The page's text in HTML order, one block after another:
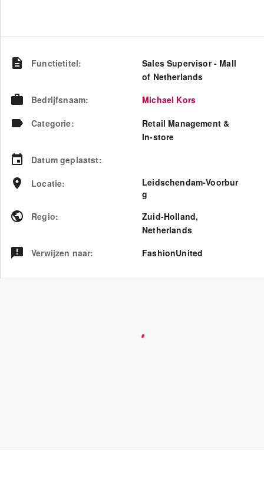
Functietitel:
Sales Supervisor - Mall
of Netherlands
Bedrijfsnaam:
Michael Kors
Categorie:
Retail Management &
In-store
Datum geplaatst:
Locatie:
Leidschendam‑Voorbur
g
Regio: Zuid-Holland,
Netherlands
Verwijzen naar: FashionUnited